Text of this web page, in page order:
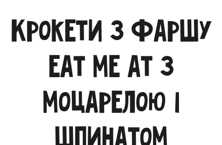
Крокети з фаршу
eat me at з
моцарелою і
шпинатом